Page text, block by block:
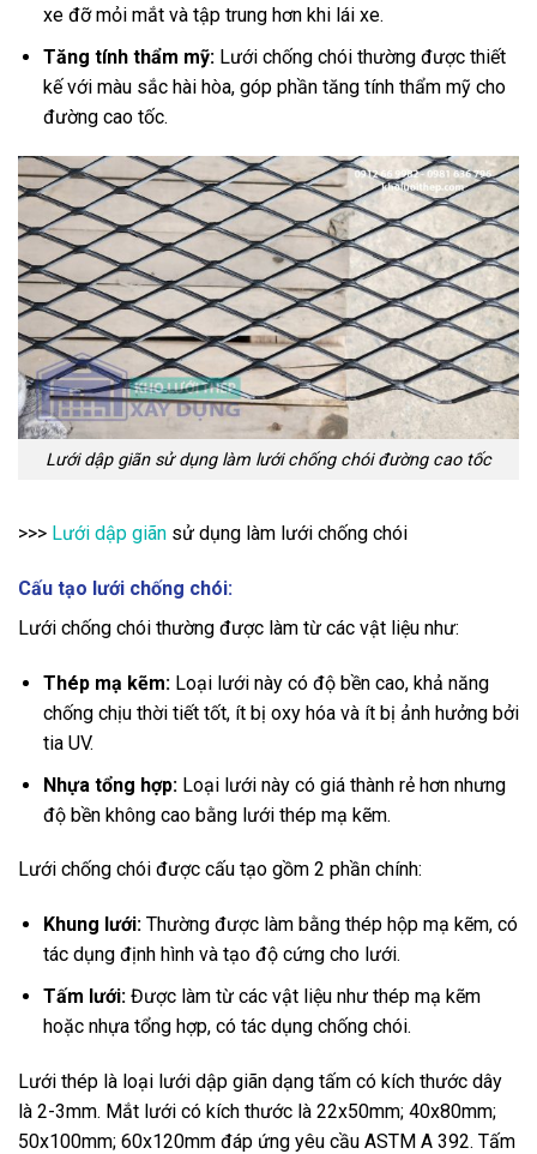
xe đỡ mỏi mắt và tập trung hơn khi lái xe.
Tăng tính thẩm mỹ:Lưới chống chói thường được thiết
kế với màu sắc hài hòa, góp phần tăng tính thẩm mỹ cho
đường cao tốc.
Lưới dập giãn sử dụng làm lưới chống chói đường cao tốc
>>> Lưới dập giãn sử dụng làm lưới chống chói
Cấu tạo lưới chống chói:
Lưới chống chói thường được làm từ các vật liệu như:
Thép mạ kẽm:Loại lưới này có độ bền cao, khả năng
chống chịu thời tiết tốt, ít bị oxy hóa và ít bị ảnh hưởng bởi
tia UV.
Nhựa tổng hợp:Loại lưới này có giá thành rẻ hơn nhưng
độ bền không cao bằng lưới thép mạ kẽm.
Lưới chống chói được cấu tạo gồm 2 phần chính:
Khung lưới:Thường được làm bằng thép hộp mạ kẽm, có
tác dụng định hình và tạo độ cứng cho lưới.
Tấm lưới:Được làm từ các vật liệu như thép mạ kẽm
hoặc nhựa tổng hợp, có tác dụng chống chói.
Lưới thép là loại lưới dập giãn dạng tấm có kích thước dây
là 2-3mm. Mắt lưới có kích thước là 22x50mm; 40x80mm;
50x100mm; 60x120mm đáp ứng yêu cầu ASTM A 392. Tấm